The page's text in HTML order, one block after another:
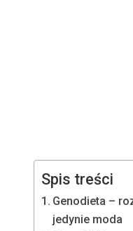
Spis treści
Genodieta –
jedynie moda